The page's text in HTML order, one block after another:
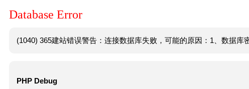
Database Error
(1040) 365建站错误警告：连接数据库失败，可能的原因：1、数据库
PHP Debug